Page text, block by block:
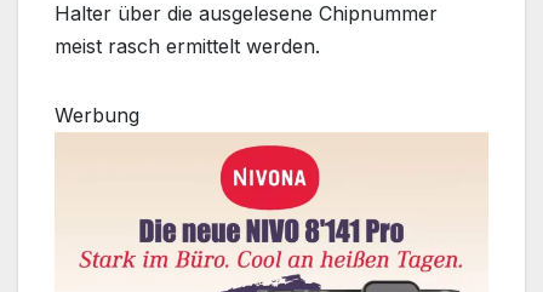
Halter über die ausgelesene Chipnummer
meist rasch ermittelt werden.
Werbung